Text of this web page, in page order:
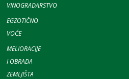
VINOGRADARSTVO
EGZOTIČNO
VOĆE
MELIORACIJE
I OBRADA
ZEMLJIŠTA